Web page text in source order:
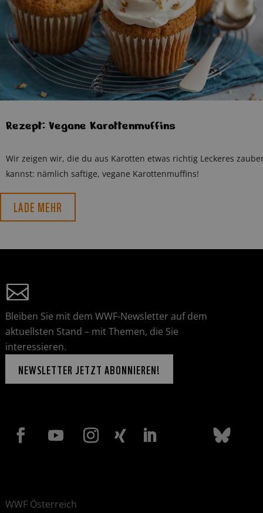
Rezept: Vegane Karottenmuffins
Wir zeigen wir, die du aus Karotten etwas richtig Leckeres
kannst: nämlich saftige, vegane Karottenmuffins!
LADE MEHR
Bleiben Sie mit dem WWF-Newsletter auf dem
aktuellsten Stand – mit Themen, die Sie
interessieren.
NEWSLETTER JETZT ABONNIEREN!
WWF Österreich